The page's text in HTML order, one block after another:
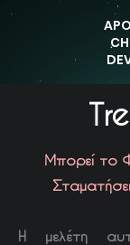
Μπορεί το
Η μελέτη